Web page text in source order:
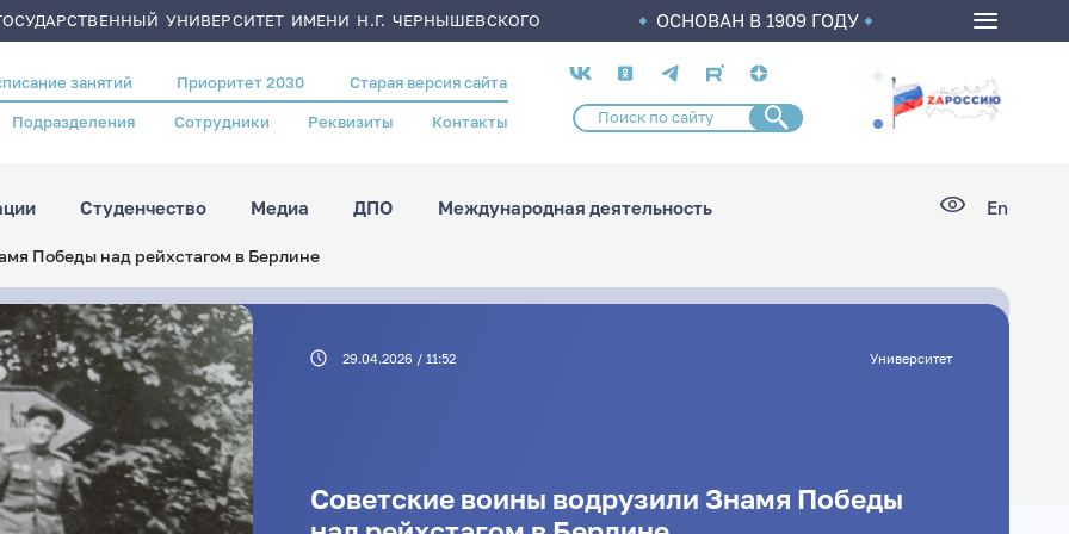
УНИВЕРСИТЕТ ИМЕНИ Н.Г. ЧЕРНЫШЕВСКОГО ОСНОВАН В 1909 ГОДУ
занятий Приоритет 2030 Старая версия сайта
Подразделения Сотрудники Реквизиты Контакты
Социальные
сети
Студенчество Медиа ДПО Международная деятельность En
Победы над рейхстагом в Берлине
29.04.2026 / 11:52 Университет
Советские воины водрузили Знамя Победы